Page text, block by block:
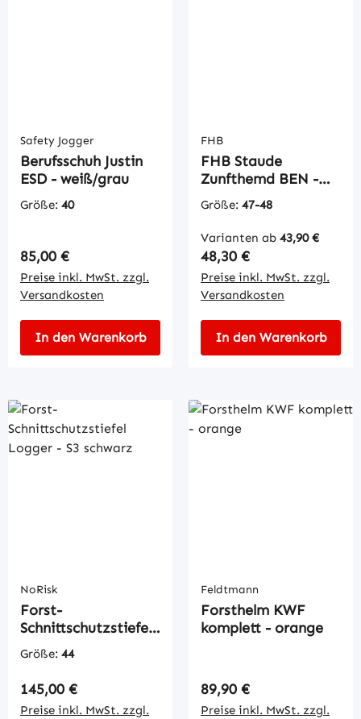
Safety Jogger
Berufsschuh Justin
ESD - weiß/grau
Größe: 40
Regulärer Preis:
85,00 €
Preise inkl. MwSt. zzgl.
Versandkosten
In den Warenkorb
FHB
FHB Staude
Zunfthemd BEN -
weiß
Größe: 47-48
Varianten ab 43,90 €
Regulärer Preis:
48,30 €
Preise inkl. MwSt. zzgl.
Versandkosten
In den Warenkorb
NoRisk
Forst-
Schnittschutzstiefel
Logger - S3 schwarz
Größe: 44
Regulärer Preis:
145,00 €
Preise inkl. MwSt. zzgl.
Feldtmann
Forsthelm KWF
komplett - orange
Regulärer Preis:
89,90 €
Preise inkl. MwSt. zzgl.